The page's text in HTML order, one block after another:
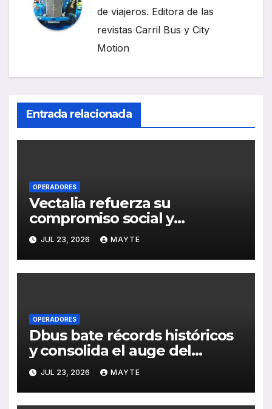
de viajeros. Editora de las
revistas Carril Bus y City
Motion
Entrada relacionada
OPERADORES
Vectalia refuerza su
compromiso social y
medioambiental con la
publicación de su Memoria de
RSC 2025
JUL 23, 2026 MAYTE
OPERADORES
Dbus bate récords históricos
y consolida el auge del
transporte público en San
Sebastián
JUL 23, 2026 MAYTE